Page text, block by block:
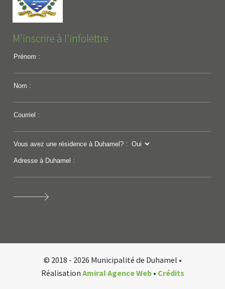
M'inscrire à l'infolettre
Prénom :
Nom :
Courriel :
Vous avez une résidence à Duhamel? :
Adresse à Duhamel :
© 2018 - 2026 Municipalité de Duhamel •
Réalisation Amiral Agence Web• Crédits